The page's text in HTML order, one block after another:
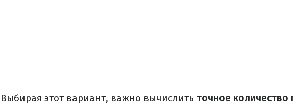
Выбирая этот вариант, важно вычислить точное количество